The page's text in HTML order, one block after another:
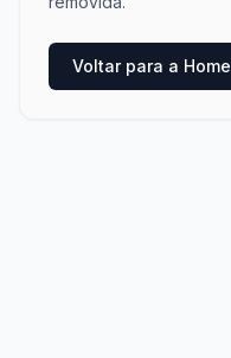
Voltar para a Home